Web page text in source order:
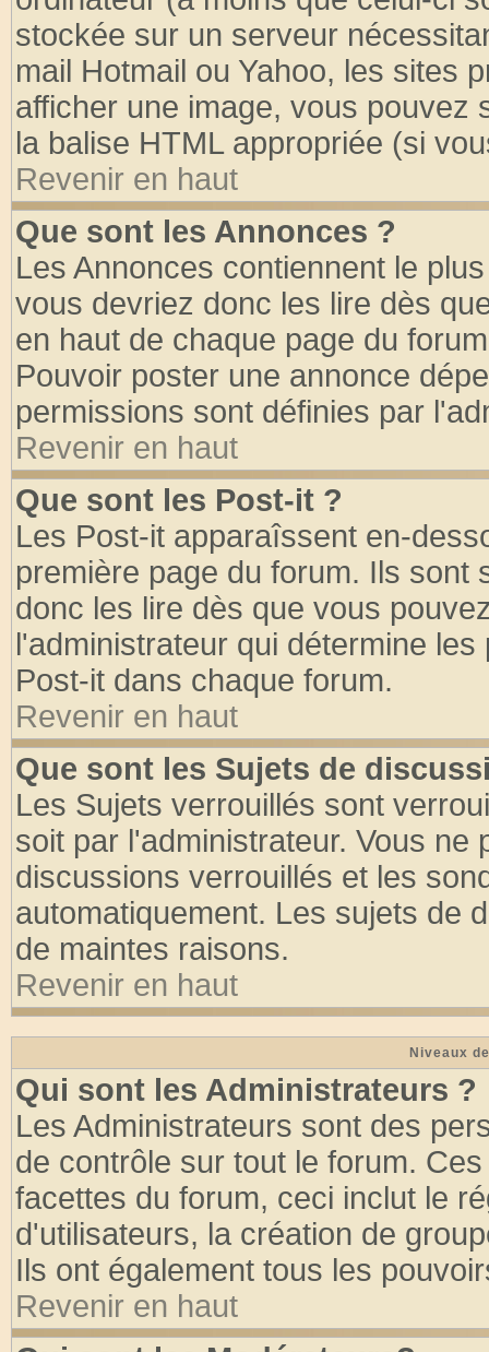
stockée sur un serveur
mail Hotmail ou Yahoo, les sites
afficher une image, vous pouvez
la balise HTML appropriée (si
Revenir en haut
Que sont les Annonces ?
Les Annonces contiennent le
vous devriez donc les lire dès
en haut de chaque page du
Pouvoir poster une annonce
permissions sont définies par
Revenir en haut
Que sont les Post-it ?
Les Post-it apparaîssent en-
première page du forum. Ils
donc les lire dès que vous
l'administrateur qui détermine
Post-it dans chaque forum.
Revenir en haut
Que sont les Sujets de
Les Sujets verrouillés sont
soit par l'administrateur. Vous
discussions verrouillés et les
automatiquement. Les sujets de
de maintes raisons.
Revenir en haut
Niveaux
Qui sont les Administrateurs ?
Les Administrateurs sont des
de contrôle sur tout le forum.
facettes du forum, ceci inclut le
d'utilisateurs, la création de
Ils ont également tous les
Revenir en haut